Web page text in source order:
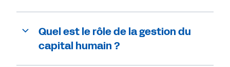
Quel est le rôle de la gestion du
capital humain ?